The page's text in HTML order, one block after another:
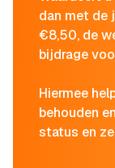
dan met de
€8,50, de
bijdrage
Hiermee
behouden
status en